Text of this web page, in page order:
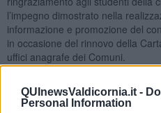
QUInewsValdicornia.it -
Personal Information
l’impegno dimostrato nella
informazione e promozione del
in occasione del rinnovo della
uffici anagrafe dei Comuni.
dell’Associazione Vite Onlus,
Andrea Quiriconi e Fausto